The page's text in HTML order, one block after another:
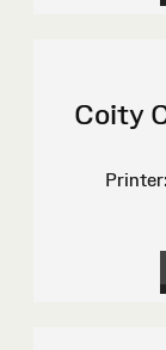
Coity
Printer: